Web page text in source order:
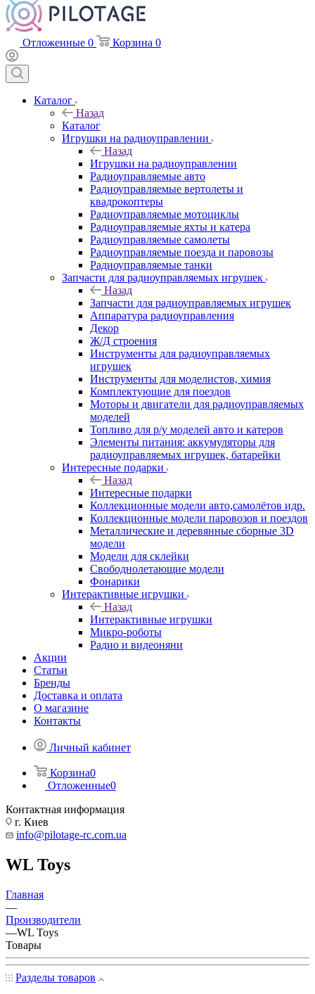
Отложенные 0 Корзина 0
Каталог
Назад
Каталог
Игрушки на радиоуправлении
Назад
Игрушки на радиоуправлении
Радиоуправляемые авто
Радиоуправляемые вертолеты и
квадрокоптеры
Радиоуправляемые мотоциклы
Радиоуправляемые яхты и катера
Радиоуправляемые самолеты
Радиоуправляемые поезда и паровозы
Радиоуправляемые танки
Запчасти для радиоуправляемых игрушек
Назад
Запчасти для радиоуправляемых игрушек
Аппаратура радиоуправления
Декор
Ж/Д строения
Инструменты для радиоуправляемых
игрушек
Инструменты для моделистов, химия
Комплектующие для поездов
Моторы и двигатели для радиоуправляемых
моделей
Топливо для р/у моделей авто и катеров
Элементы питания: аккумуляторы для
радиоуправляемых игрушек, батарейки
Интересные подарки
Назад
Интересные подарки
Коллекционные модели авто,самолётов идр.
Коллекционные модели паровозов и поездов
Металлические и деревянные сборные 3D
модели
Модели для склейки
Свободнолетающие модели
Фонарики
Интерактивные игрушки
Назад
Интерактивные игрушки
Микро-роботы
Радио и видеоняни
Акции
Статьи
Бренды
Доставка и оплата
О магазине
Контакты
Личный кабинет
Корзина0
Отложенные0
Контактная информация
г. Киев
info@pilotage-rc.com.ua
WL Toys
Главная
—
Производители
—WL Toys
Товары
Разделы товаров